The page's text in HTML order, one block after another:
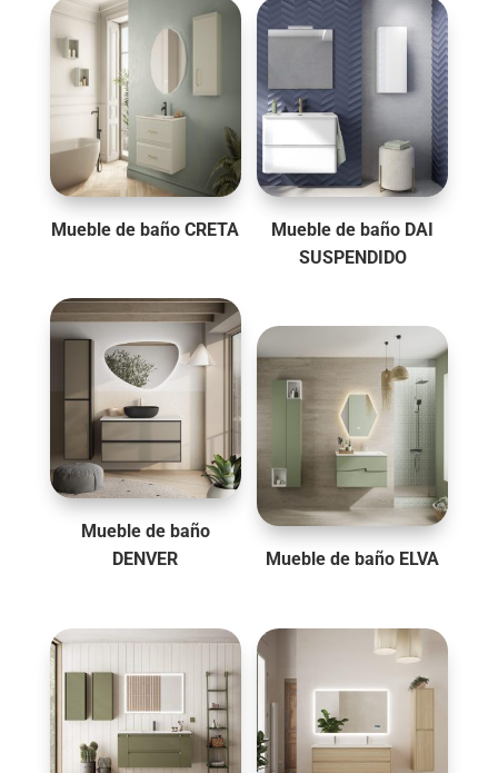
Mueble de baño CRETA
Mueble de baño DAI
SUSPENDIDO
Mueble de baño
DENVER
Mueble de baño ELVA